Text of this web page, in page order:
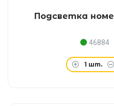
Подсветка
46884
1 шт.